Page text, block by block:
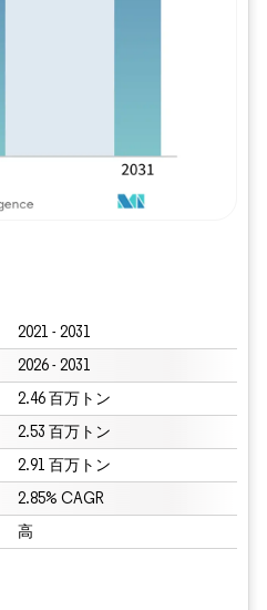
2021 - 2031
2026 - 2031
2.46 百万トン
2.53 百万トン
2.91 百万トン
2.85% CAGR
高
用にはCC BY 4.0の表示が必要です。